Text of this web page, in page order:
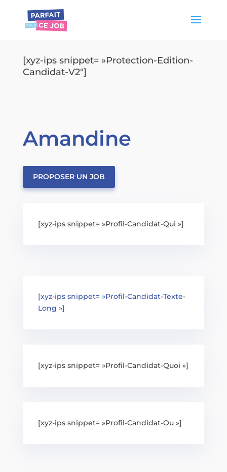
[xyz-ips snippet= »Protection-Edition-
Candidat-V2″]
Amandine
PROPOSER UN JOB
[xyz-ips snippet= »Profil-Candidat-Qui »]
[xyz-ips snippet= »Profil-Candidat-Texte-
Long »]
[xyz-ips snippet= »Profil-Candidat-Quoi »]
[xyz-ips snippet= »Profil-Candidat-Ou »]